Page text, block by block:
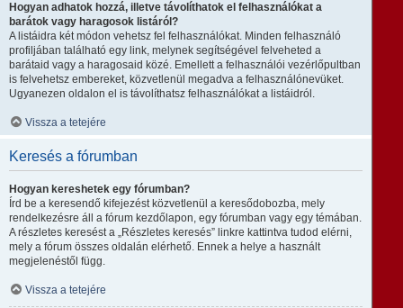
Hogyan adhatok hozzá, illetve távolíthatok el felhasználókat a
barátok vagy haragosok listáról?
A listáidra két módon vehetsz fel felhasználókat. Minden felhasználó
profiljában található egy link, melynek segítségével felveheted a
barátaid vagy a haragosaid közé. Emellett a felhasználói vezérlőpultban
is felvehetsz embereket, közvetlenül megadva a felhasználónevüket.
Ugyanezen oldalon el is távolíthatsz felhasználókat a listáidról.
Vissza a tetejére
Keresés a fórumban
Hogyan kereshetek egy fórumban?
Írd be a keresendő kifejezést közvetlenül a keresődobozba, mely
rendelkezésre áll a fórum kezdőlapon, egy fórumban vagy egy témában.
A részletes keresést a „Részletes keresés” linkre kattintva tudod elérni,
mely a fórum összes oldalán elérhető. Ennek a helye a használt
megjelenéstől függ.
Vissza a tetejére